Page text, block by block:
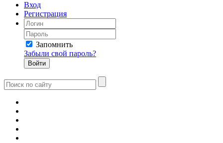
Вход
Регистрация
Запомнить
Забыли свой пароль?